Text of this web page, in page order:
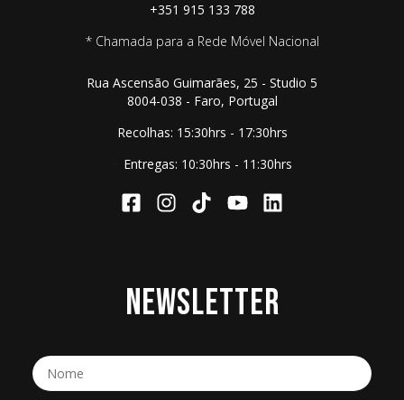
+351 915 133 788
* Chamada para a Rede Móvel Nacional
Rua Ascensão Guimarães, 25 - Studio 5
8004-038 - Faro, Portugal
Recolhas: 15:30hrs - 17:30hrs
Entregas: 10:30hrs - 11:30hrs
NEWSLETTER